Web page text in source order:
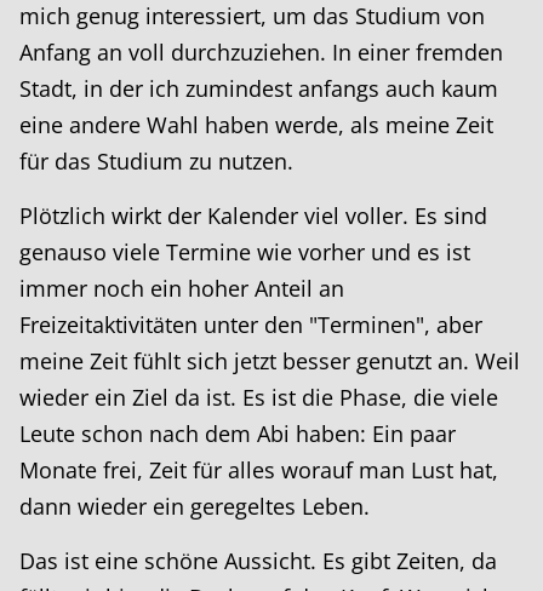
mich genug interessiert, um das Studium von
Anfang an voll durchzuziehen. In einer fremden
Stadt, in der ich zumindest anfangs auch kaum
eine andere Wahl haben werde, als meine Zeit
für das Studium zu nutzen.
Plötzlich wirkt der Kalender viel voller. Es sind
genauso viele Termine wie vorher und es ist
immer noch ein hoher Anteil an
Freizeitaktivitäten unter den "Terminen", aber
meine Zeit fühlt sich jetzt besser genutzt an. Weil
wieder ein Ziel da ist. Es ist die Phase, die viele
Leute schon nach dem Abi haben: Ein paar
Monate frei, Zeit für alles worauf man Lust hat,
dann wieder ein geregeltes Leben.
Das ist eine schöne Aussicht. Es gibt Zeiten, da